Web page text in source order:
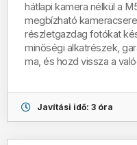
hátlapi kamera nélkül a
megbízható
részletgazdag fotókat
minőségi alkatrészek,
ma, és hozd vissza a
Javítási idő: 3 óra